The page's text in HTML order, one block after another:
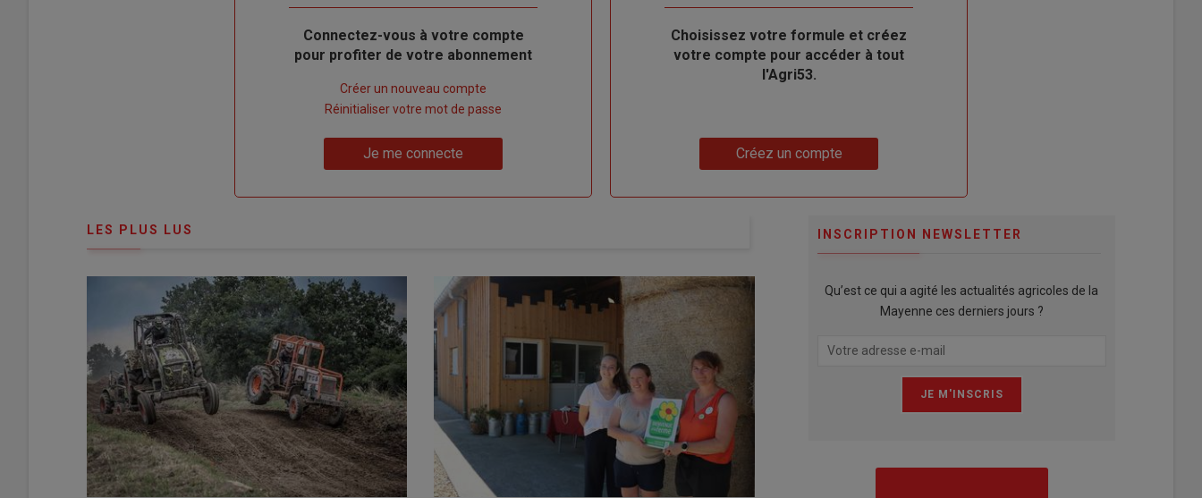
Body
Connectez-vous à votre compte
pour profiter de votre abonnement
compte"
Créer un nouveau compte
Réinitialiser votre mot de passe
Je me connecte
Body
Choisissez votre formule et créez
votre compte pour accéder à tout
l'Agri53.
Créez un compte
LES PLUS LUS INSCRIPTION NEWSLETTER
Qu’est ce qui a agité les actualités agricoles de la
Mayenne ces derniers jours ?